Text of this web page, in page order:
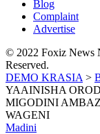
Blog
Complaint
Advertise
© 2022 Foxiz News
Reserved.
DEMO KRASIA >
YAAINISHA
MIGODINI
WAGENI
Madini